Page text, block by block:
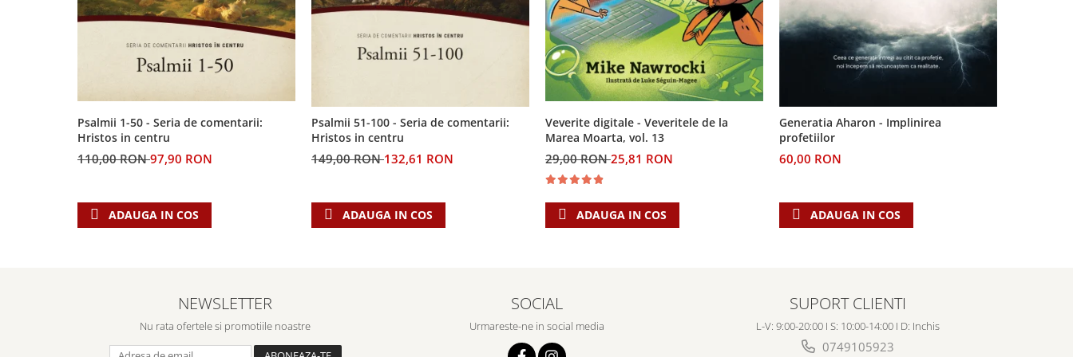
Psalmii 1-50 - Seria de comentarii:
Hristos in centru
110,00 RON97,90 RON
ADAUGA IN COS
Psalmii 51-100 - Seria de comentarii:
Hristos in centru
149,00 RON132,61 RON
ADAUGA IN COS
Veverite digitale - Veveritele de la
Marea Moarta, vol. 13
29,00 RON25,81 RON
ADAUGA IN COS
Generatia Aharon - Implinirea
profetiilor
60,00 RON
ADAUGA IN COS
NEWSLETTER
Nu rata ofertele si promotiile noastre
SOCIAL
Urmareste-ne in social media
SUPORT CLIENTI
L-V: 9:00-20:00 I S: 10:00-14:00 I D: Inchis
0749105923